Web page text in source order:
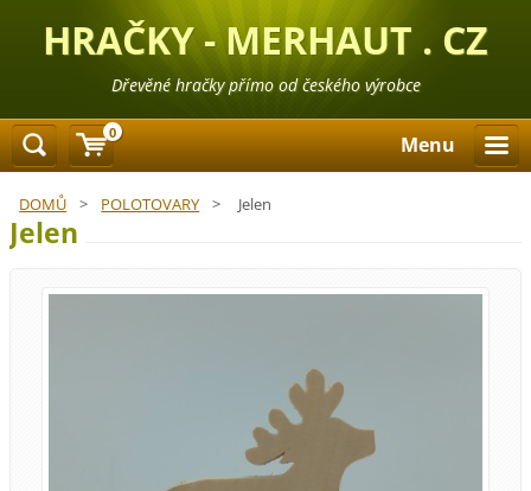
HRAČKY - MERHAUT . CZ
Dřevěné hračky přímo od českého výrobce
Menu
DOMŮ > POLOTOVARY > Jelen
Jelen
0